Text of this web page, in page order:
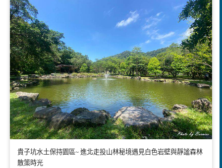
貴子坑水土保持園區~ 進北走投山林秘境遇見白色岩壁與靜謐森林
散策時光